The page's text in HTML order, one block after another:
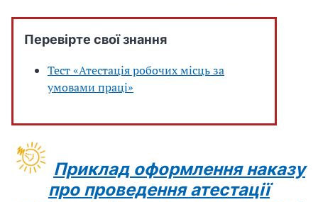
Перевірте свої знання
Тест «Атестація робочих місць за
умовами праці»
Приклад оформлення наказу
про проведенняатестації